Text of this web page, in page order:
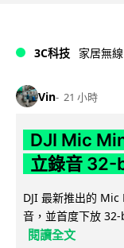
3C科技 家居無線
Vin 21 小時
DJI Mic
立錄音 32-
DJI 最新推出的
音，並首度下放
閱讀全文